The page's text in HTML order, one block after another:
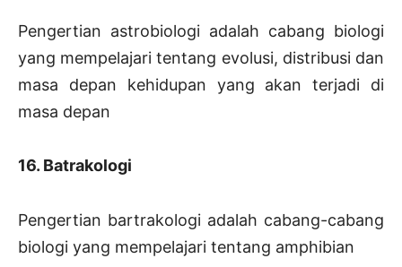
Pengertian astrobiologi adalah cabang biologi
yang mempelajari tentang evolusi, distribusi dan
masa depan kehidupan yang akan terjadi di
masa depan
16. Batrakologi
Pengertian bartrakologi adalah cabang-cabang
biologi yang mempelajari tentang amphibian